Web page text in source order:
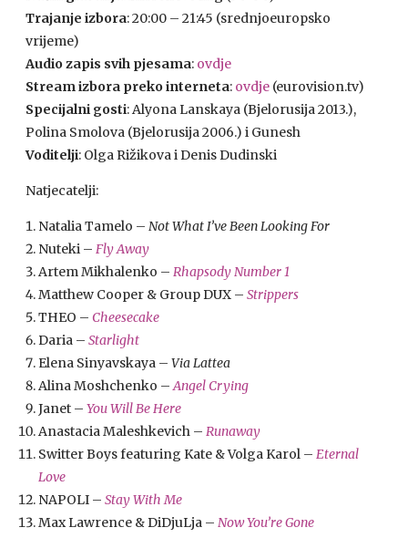
Trajanje izbora: 20:00 – 21:45 (srednjoeuropsko
vrijeme)
Audio zapis svih pjesama: ovdje
Stream izbora preko interneta: ovdje (eurovision.tv)
Specijalni gosti: Alyona Lanskaya (Bjelorusija 2013.),
Polina Smolova (Bjelorusija 2006.) i Gunesh
Voditelji: Olga Rižikova i Denis Dudinski
Natjecatelji:
Natalia Tamelo – Not What I’ve Been Looking For
Nuteki – Fly Away
Artem Mikhalenko – Rhapsody Number 1
Matthew Cooper & Group DUX – Strippers
THEO – Cheesecake
Daria – Starlight
Elena Sinyavskaya – Via Lattea
Alina Moshchenko –Angel Crying
Janet – You Will Be Here
Anastacia Maleshkevich – Runaway
Switter Boys featuring Kate & Volga Karol – Eternal
Love
NAPOLI – Stay With Me
Max Lawrence & DiDjuLja – Now You’re Gone